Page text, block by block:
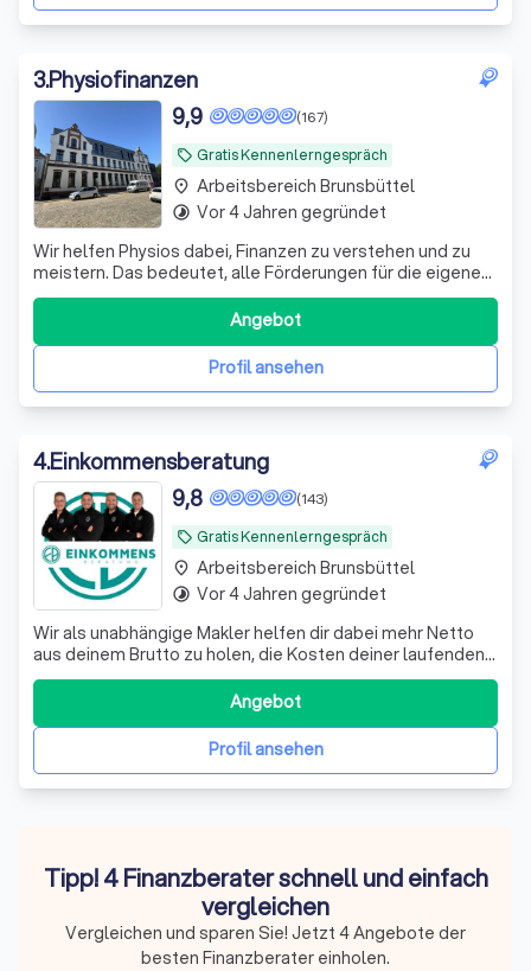
3.Physiofinanzen
local_offer Gratis Kennenlerngespräch
(167)
9,9
Wir helfen Physios dabei, Finanzen zu verstehen und zu
meistern. Das bedeutet, alle Förderungen für die eigene
Vorsorge und Absicherung richtig zu nutzen.
Profil ansehen
Angebot
place Arbeitsbereich Brunsbüttel
timelapse Vor 4 Jahren gegründet
4.Einkommensberatung
local_offer Gratis Kennenlerngespräch
(143)
9,8
Wir als unabhängige Makler helfen dir dabei mehr Netto
aus deinem Brutto zu holen, die Kosten deiner laufenden
Verträge zu reduzieren und deine Rentenlücke zu
Profil ansehen
Angebot
place Arbeitsbereich Brunsbüttel
timelapse Vor 4 Jahren gegründet
Tipp! 4 Finanzberater schnell und einfach
vergleichen
Vergleichen und sparen Sie! Jetzt 4 Angebote der
besten Finanzberater einholen.